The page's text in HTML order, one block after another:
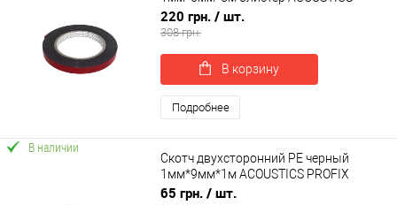
PROFIX (50416B)
220 грн. / шт.
308 грн.
В корзину
Подробнее
В наличии
Скотч двухсторонний PE черный
1мм*9мм*1м ACOUSTICS PROFIX
(10419)
65 грн. / шт.